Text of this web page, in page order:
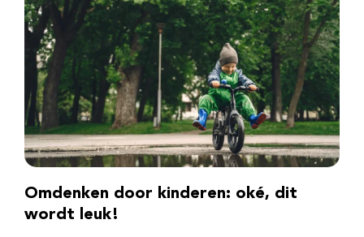
Omdenken door kinderen: oké, dit
wordt leuk!